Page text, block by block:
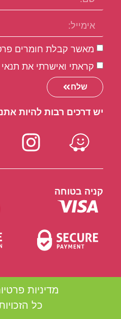
מאשר קבלת חומרים
קראתי ואישרתי את
שלח
יש דרכים רבות להיות
קניה בטוחה
מדיניות
כל